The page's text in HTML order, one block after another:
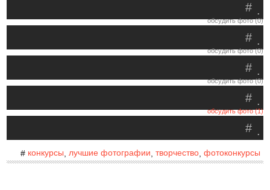
.
#
обсудить фото (0)
.
#
обсудить фото (0)
.
#
обсудить фото (0)
.
#
обсудить фото (1)
.
#
# конкурсы лучшие фотографии творчество, фотоконкурсы